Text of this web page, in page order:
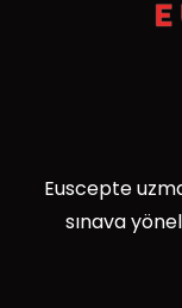
Euscepte
sınava